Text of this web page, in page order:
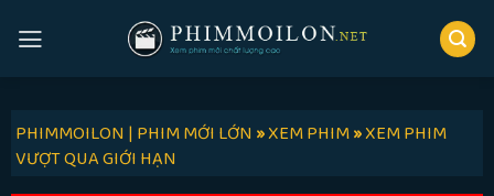
PHIMMOILON | PHIM MỚI LỚN»XEM PHIM»XEM PHIM
VƯỢT QUA GIỚI HẠN